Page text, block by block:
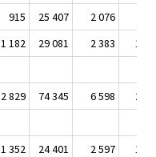
915 25 407 2 076
1 182 29 081 2 383 1
2 829 74 345 6 598 2
1 352 24 401 2 597
1